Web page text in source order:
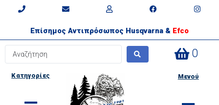
Επίσημος Αντιπρόσωπος Husqvarna & Efco
0
Κατηγορίες Μενού